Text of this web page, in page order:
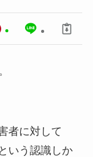
者に対して
いう認識しか